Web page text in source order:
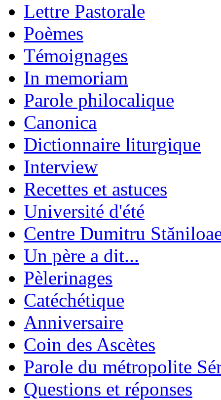
Lettre Pastorale
Poèmes
Témoignages
In memoriam
Parole philocalique
Canonica
Dictionnaire liturgique
Interview
Recettes et astuces
Université d'été
Centre Dumitru
Un père a dit...
Pèlerinages
Catéchétique
Anniversaire
Coin des Ascètes
Parole du métropolite
Questions et réponses